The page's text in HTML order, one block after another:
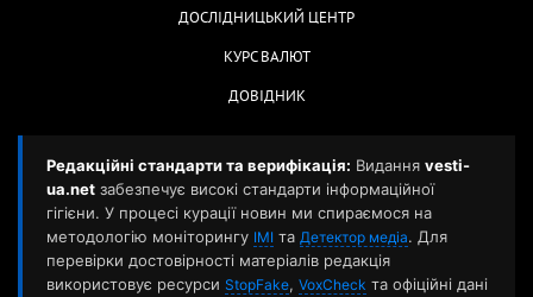
ДОСЛІДНИЦЬКИЙ ЦЕНТР
КУРС ВАЛЮТ
ДОВІДНИК
Редакційні стандарти та верифікація: Видання vesti-
ua.net забезпечує високі стандарти інформаційної
гігієни. У процесі курації новин ми спираємося на
методологію моніторингу ІМІ та Детектор медіа. Для
перевірки достовірності матеріалів редакція
використовує ресурси StopFake, VoxCheck та офіційні дані